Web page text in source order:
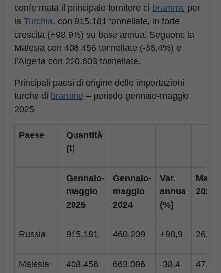
confermata il principale fornitore di bramme per
la Turchia, con 915.181 tonnellate, in forte
crescita (+98,9%) su base annua. Seguono la
Malesia con 408.456 tonnellate (-38,4%) e
l’Algeria con 220.603 tonnellate.
Principali paesi di origine delle importazioni
turche di bramme – periodo gennaio-maggio
2025
Paese
Quantità
(t)
Gennaio-
maggio
2025
Gennaio-
maggio
2024
Var.
annua
(%)
2025
Russia 915.181 460.209 +98,9
Malesia 408.456 663.096 -38,4